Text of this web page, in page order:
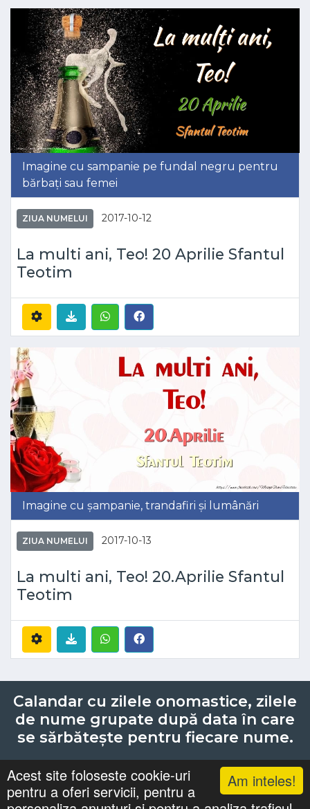
Am inteles!
Acest site foloseste cookie-uri
pentru a oferi servicii, pentru a
Imagine cu sampanie pe fundal negru pentru
bărbați sau femei
ZIUA NUMELUI 2017-10-12
La multi ani, Teo! 20 Aprilie Sfantul
Teotim
Imagine cu șampanie, trandafiri și lumânări
ZIUA NUMELUI 2017-10-13
La multi ani, Teo! 20.Aprilie Sfantul
Teotim
Calandar cu zilele onomastice, zilele
de nume grupate după data în care
se sărbătește pentru fiecare nume.
Lista cu nume Căutari
Zile Onomastice